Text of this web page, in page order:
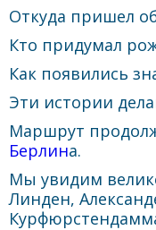
Откуда пришел
Кто придумал
Как появились
Эти истории
Маршрут
Берлина.
Мы увидим
Линден,